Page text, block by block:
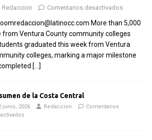
Redaccion Comentarios desactivados
More than 5,000
Ventura County community colleges
graduated this week from Ventura
colleges, marking a major milestone
[…]
de la Costa Central
junio, 2026 Redaccion
Comentarios